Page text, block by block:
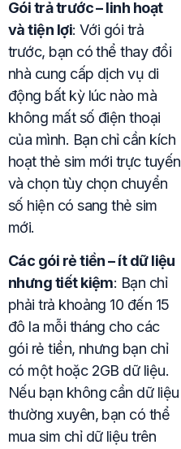
Gói trả trước – linh hoạt
và tiện lợi: Với gói trả
trước, bạn có thể thay đổi
nhà cung cấp dịch vụ di
động bất kỳ lúc nào mà
không mất số điện thoại
của mình. Bạn chỉ cần kích
hoạt thẻ sim mới trực tuyến
và chọn tùy chọn chuyển
số hiện có sang thẻ sim
mới.
Các gói rẻ tiền – ít dữ liệu
nhưng tiết kiệm: Bạn chỉ
phải trả khoảng 10 đến 15
đô la mỗi tháng cho các
gói rẻ tiền, nhưng bạn chỉ
có một hoặc 2GB dữ liệu.
Nếu bạn không cần dữ liệu
thường xuyên, bạn có thể
mua sim chỉ dữ liệu trên